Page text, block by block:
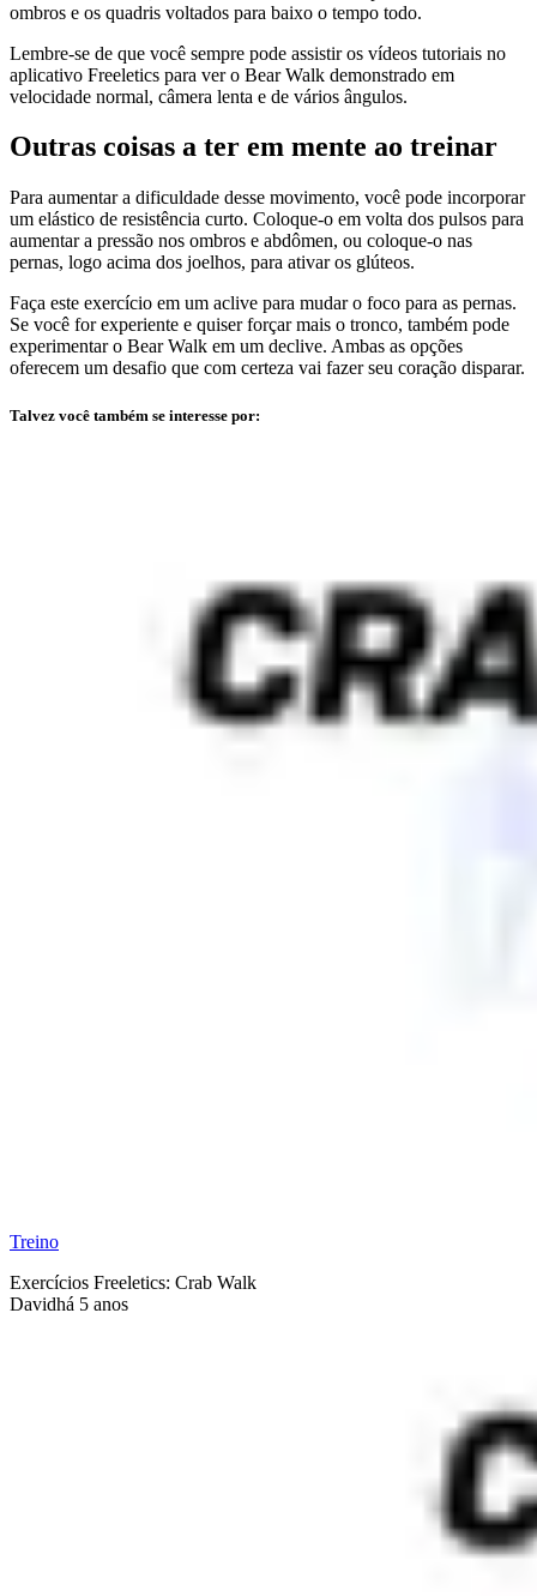
ombros e os quadris voltados para baixo o tempo todo.
Lembre-se de que você sempre pode assistir os vídeos tutoriais no
aplicativo Freeletics para ver o Bear Walk demonstrado em
velocidade normal, câmera lenta e de vários ângulos.
Outras coisas a ter em mente ao treinar
Para aumentar a dificuldade desse movimento, você pode incorporar
um elástico de resistência curto. Coloque-o em volta dos pulsos para
aumentar a pressão nos ombros e abdômen, ou coloque-o nas
pernas, logo acima dos joelhos, para ativar os glúteos.
Faça este exercício em um aclive para mudar o foco para as pernas.
Se você for experiente e quiser forçar mais o tronco, também pode
experimentar o Bear Walk em um declive. Ambas as opções
oferecem um desafio que com certeza vai fazer seu coração disparar.
Talvez você também se interesse por:
Treino
Exercícios Freeletics: Crab Walk
Davidhá 5 anos